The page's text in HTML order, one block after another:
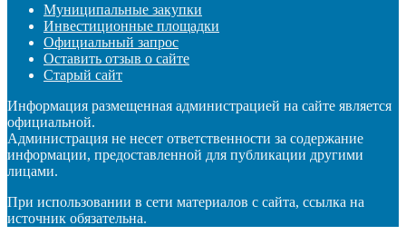
Муниципальные закупки
Инвестиционные площадки
Официальный запрос
Оставить отзыв о сайте
Старый сайт
Информация размещенная администрацией на сайте является
официальной.
Администрация не несет ответственности за содержание
информации, предоставленной для публикации другими
лицами.
При использовании в сети материалов с сайта, ссылка на
источник обязательна.